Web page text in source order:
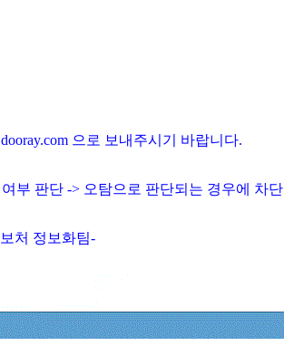
으로 보내주시기 바랍니다.
부 판단 -> 오탐으로 판단되는 경우에 차단
처 정보화팀-